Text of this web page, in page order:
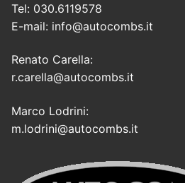
Tel: 030.6119578
E-mail: info@autocombs.it
Renato Carella:
r.carella@autocombs.it
Marco Lodrini:
m.lodrini@autocombs.it